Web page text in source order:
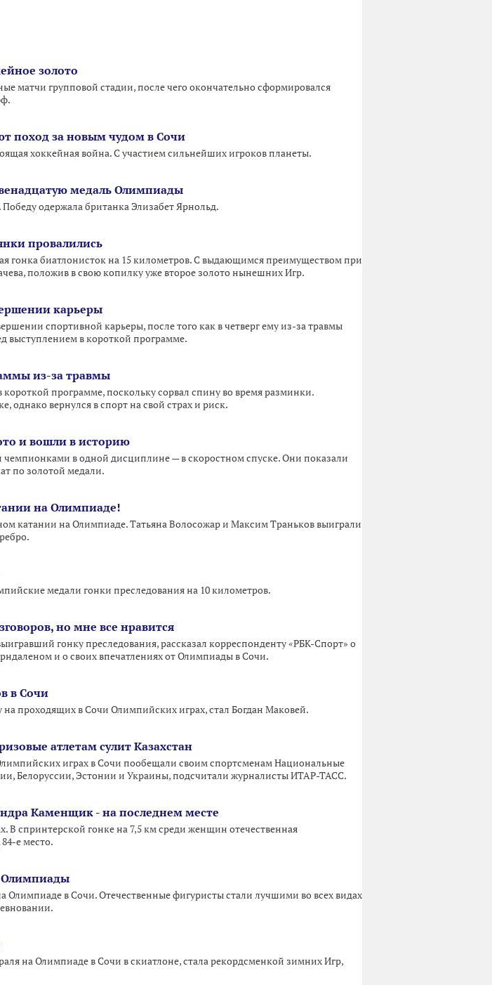
золото
матчи групповой стадии, после чего окончательно сформировался
поход за новым чудом в Сочи
хоккейная война. С участием сильнейших игроков планеты.
медаль Олимпиады
одержала британка Элизабет Ярнольд.
провалились
гонка биатлонисток на 15 километров. С выдающимся преимуществом при
положив в свою копилку уже второе золото нынешних Игр.
карьеры
спортивной карьеры, после того как в четверг ему из-за травмы
выступлением в короткой программе.
из-за травмы
программе, поскольку сорвал спину во время разминки.
вернулся в спорт на свой страх и риск.
и вошли в историю
в одной дисциплине — в скоростном спуске. Они показали
по золотой медали.
на Олимпиаде!
катании на Олимпиаде. Татьяна Волосожар и Максим Траньков выиграли
медали гонки преследования на 10 километров.
но мне все нравится
гонку преследования, рассказал корреспонденту «РБК-Спорт» о
и о своих впечатлениях от Олимпиады в Сочи.
в Сочи
проходящих в Сочи Олимпийских играх, стал Богдан Маковей.
атлетам сулит Казахстан
играх в Сочи пообещали своим спортсменам Национальные
Белоруссии, Эстонии и Украины, подсчитали журналисты ИТАР-ТАСС.
Каменщик - на последнем месте
В спринтерской гонке на 7,5 км среди женщин отечественная
е место.
Олимпиады
Олимпиаде в Сочи. Отечественные фигуристы стали лучшими во всех видах
на Олимпиаде в Сочи в скиатлоне, стала рекордсменкой зимних Игр,